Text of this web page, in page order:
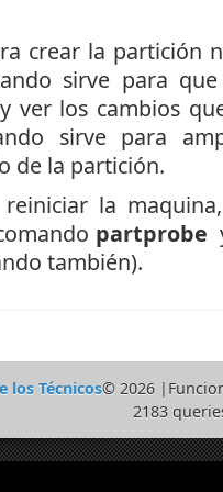
crear la partición
sirve para
ver los cambios
sirve para
de la partición.
la
partprobe
también).
los Técnicos© 2026
2183